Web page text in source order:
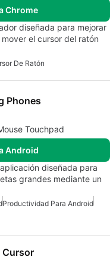
Chrome
diseñada para mejorar
el cursor del ratón
De Ratón
Phones
Touchpad
Android
diseñada para
grandes mediante un
Productividad Para Android
Cursor